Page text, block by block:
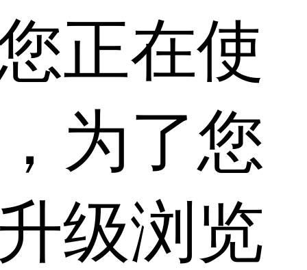
正在使
为了您
级浏览